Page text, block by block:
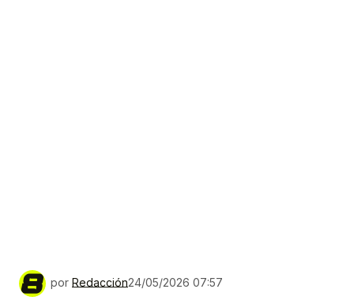
por Redacción24/05/2026 07:57